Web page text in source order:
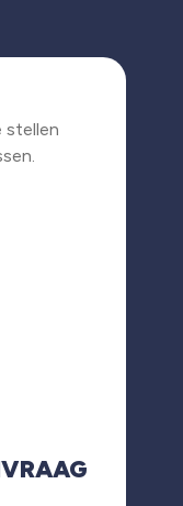
stellen